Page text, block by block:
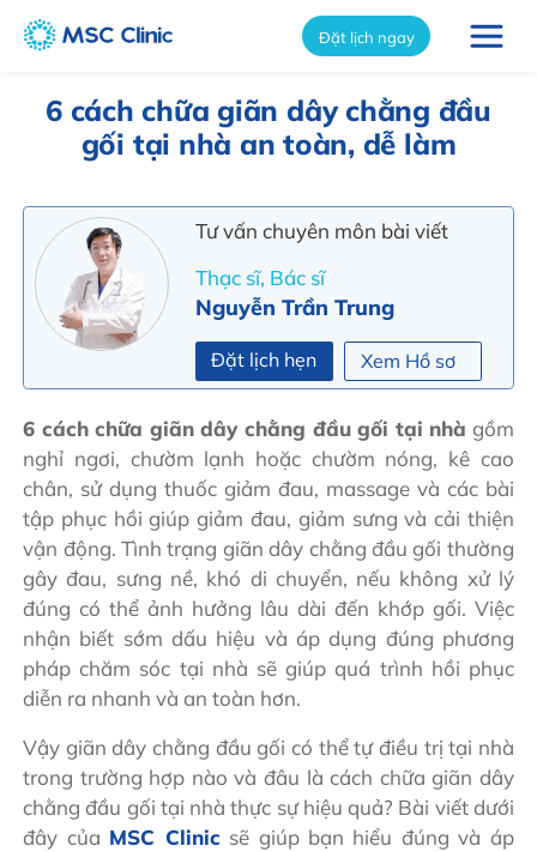
Đặt lịch ngay
6 cách chữa giãn dây chằng đầu
gối tại nhà an toàn, dễ làm
Tư vấn chuyên môn bài viết
Thạc sĩ, Bác sĩ
Nguyễn Trần Trung
Đặt lịch hẹn Xem Hồ sơ
6 cách chữa giãn dây chằng đầu gối tại nhà gồm
nghỉ ngơi, chườm lạnh hoặc chườm nóng, kê cao
chân, sử dụng thuốc giảm đau, massage và các bài
tập phục hồi giúp giảm đau, giảm sưng và cải thiện
vận động. Tình trạng giãn dây chằng đầu gối thường
gây đau, sưng nề, khó di chuyển, nếu không xử lý
đúng có thể ảnh hưởng lâu dài đến khớp gối. Việc
nhận biết sớm dấu hiệu và áp dụng đúng phương
pháp chăm sóc tại nhà sẽ giúp quá trình hồi phục
diễn ra nhanh và an toàn hơn.
Vậy giãn dây chằng đầu gối có thể tự điều trị tại nhà
trong trường hợp nào và đâu là cách chữa giãn dây
chằng đầu gối tại nhà thực sự hiệu quả? Bài viết dưới
đây của MSC Clinic sẽ giúp bạn hiểu đúng và áp